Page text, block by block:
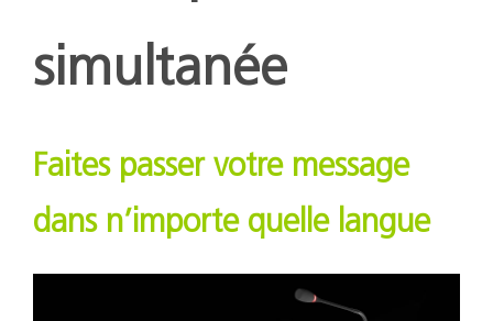
simultanée
Faites passer votre message
dans n’importe quelle langue